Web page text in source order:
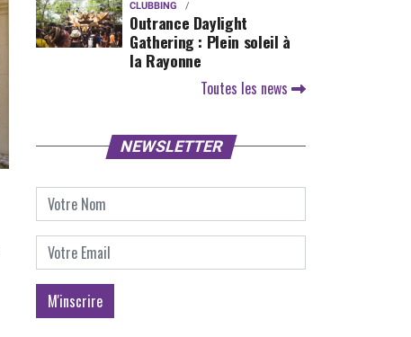
CLUBBING
Outrance Daylight
Gathering : Plein soleil à
la Rayonne
Toutes les news
NEWSLETTER